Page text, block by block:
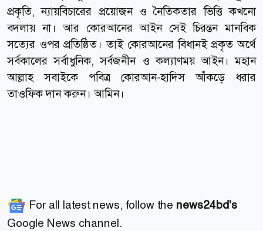
প্রকৃতি, ন্যায়বিচারের প্রয়োজন ও নৈতিকতার ভিত্তি কখনো
বদলায় না। আর কোরআনের আইন সেই চিরন্তন মানবিক
সত্যের ওপর প্রতিষ্ঠিত। তাই কোরআনের বিধানই প্রকৃত অর্থে
সর্বকালের সর্বাধুনিক, সর্বজনীন ও কল্যাণময় আইন। মহান
আল্লাহ সবাইকে পবিত্র কোরআন-হাদিস আঁকড়ে ধরার
তাওফিক দান করুন। আমিন।
For all latest news, follow the news24bd's
Google News channel.